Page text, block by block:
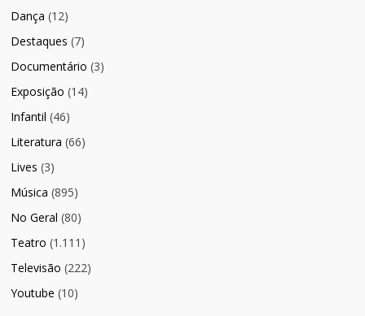
Dança (12)
Destaques (7)
Documentário (3)
Exposição (14)
Infantil (46)
Literatura (66)
Lives (3)
Música (895)
No Geral (80)
Teatro (1.111)
Televisão (222)
Youtube (10)